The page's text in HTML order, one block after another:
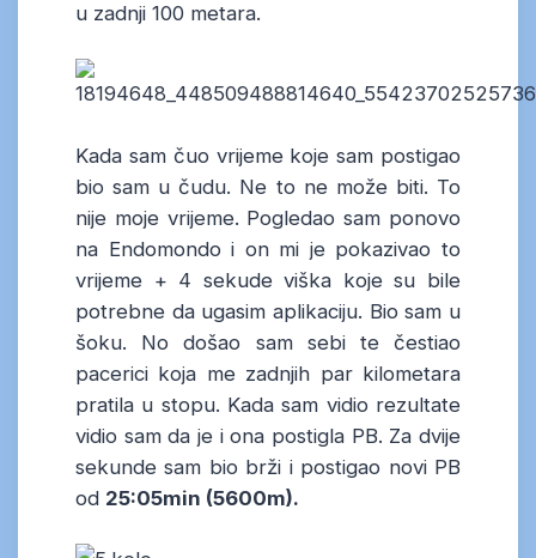
u zadnji 100 metara.
Kada sam čuo vrijeme koje sam postigao
bio sam u čudu. Ne to ne može biti. To
nije moje vrijeme. Pogledao sam ponovo
na Endomondo i on mi je pokazivao to
vrijeme + 4 sekude viška koje su bile
potrebne da ugasim aplikaciju. Bio sam u
šoku. No došao sam sebi te čestiao
pacerici koja me zadnjih par kilometara
pratila u stopu. Kada sam vidio rezultate
vidio sam da je i ona postigla PB. Za dvije
sekunde sam bio brži i postigao novi PB
od 25:05min (5600m).